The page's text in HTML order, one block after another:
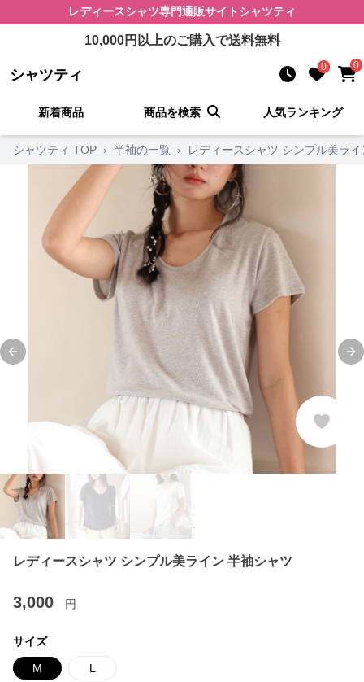
レディースシャツ専門通販サイト シャツティ
10,000円以上のご購入で送料無料
シャツティ 0 0
新着商品 商品を検索 人気ランキング
シャツティ TOP › 半袖の一覧 › レディースシャツ シンプル美ラ
Previous slide
レディースシャツ シンプル美ライン 半袖シャツ
3,000 円
サイズ
M L